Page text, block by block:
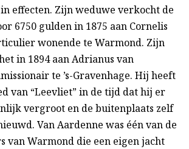
effecten. Zijn weduwe verkocht de
6750 gulden in 1875 aan Cornelis
wonende te Warmond. Zijn
in 1894 aan Adrianus van
te ’s-Gravenhage. Hij heeft
van “Leevliet” in de tijd dat hij er
vergroot en de buitenplaats zelf
Van Aardenne was één van de
van Warmond die een eigen jacht